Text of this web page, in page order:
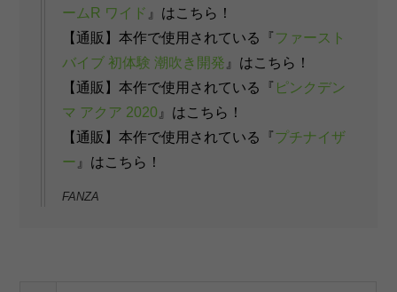
ームR ワイド 』はこちら！
【通販】本作で使用されている『 ファースト
バイブ 初体験 潮吹き開発 』はこちら！
【通販】本作で使用されている『 ピンクデン
マ アクア 2020 』はこちら！
【通販】本作で使用されている『プチナイザ
ー 』はこちら！
FANZA